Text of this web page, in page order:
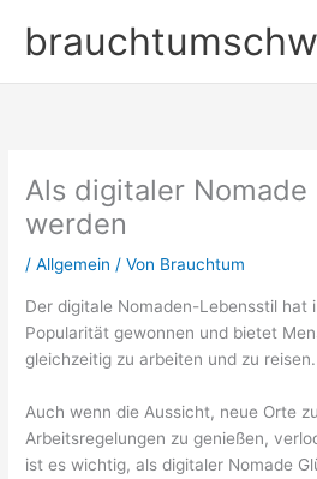
Inhalt
Als digitaler Nomade
werden
/Allgemein / Von Brauchtum
Der digitale Nomaden-Lebensstil hat
Popularität gewonnen und bietet
gleichzeitig zu arbeiten und zu reisen.
Auch wenn die Aussicht, neue Orte
Arbeitsregelungen zu genießen,
ist es wichtig, als digitaler Nomade